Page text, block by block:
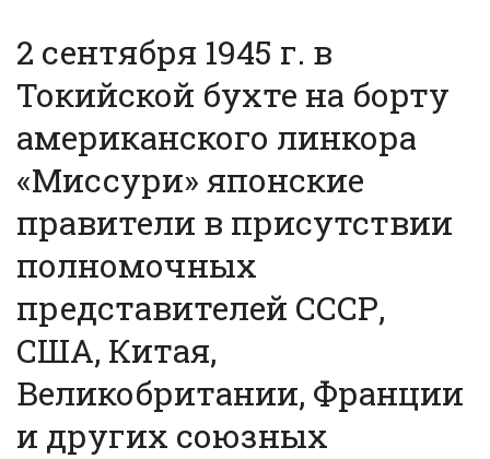
2 сентября 1945 г. в
Токийской бухте на борту
американского линкора
«Миссури» японские
правители в присутствии
полномочных
представителей СССР,
США, Китая,
Великобритании, Франции
и других союзных